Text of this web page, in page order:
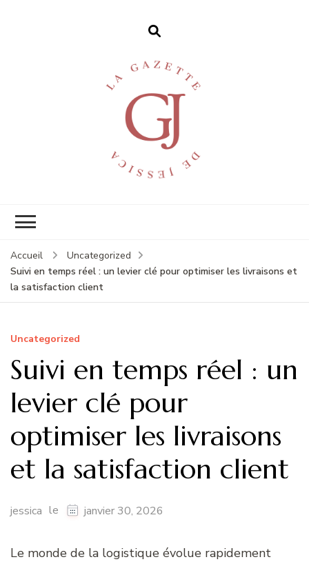
Accueil
Uncategorized
Suivi en temps réel : un levier clé pour optimiser les livraisons et
la satisfaction client
Uncategorized
Suivi en temps réel : un
levier clé pour
optimiser les livraisons
et la satisfaction client
jessica le janvier 30, 2026
Le monde de la logistique évolue rapidement